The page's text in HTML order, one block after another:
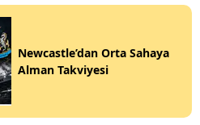
Newcastle’dan Orta Sahaya
Alman Takviyesi